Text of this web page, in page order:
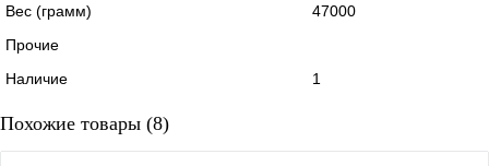
Вес (грамм)
47000
Прочие
Наличие
1
Похожие товары (8)